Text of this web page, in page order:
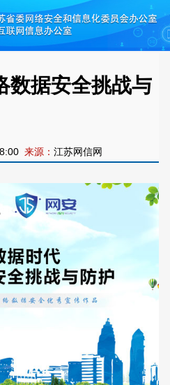
数据安全挑战与
来源： 江苏网信网